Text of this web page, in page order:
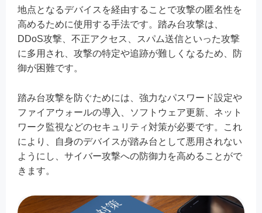
地点となるデバイスを経由することで攻撃の匿名性を
高めるために使用する手法です。踏み台攻撃は、
DDoS攻撃、不正アクセス、スパム送信といった攻撃
に多用され、攻撃の特定や追跡が難しくなるため、防
御が困難です。
踏み台攻撃を防ぐためには、強力なパスワード設定や
ファイアウォールの導入、ソフトウェア更新、ネット
ワーク監視などのセキュリティ対策が必要です。これ
により、自身のデバイスが踏み台として悪用されない
ようにし、サイバー攻撃への防御力を高めることがで
きます。